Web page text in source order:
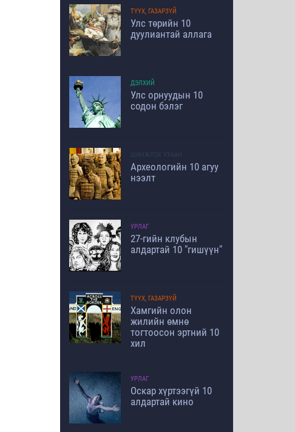
ТҮҮХ, ГАЗАРЗҮЙ
Улс төрийн 10
дуулиантай аллага
ДЭЛХИЙ
Улс орнуудын 10
содон бэлэг
ШИНЖЛЭХ УХААН
Археологийн 10 агуу
нээлт
УРЛАГ
27-гийн клубын
алдартай 10 "гишүүн"
ТҮҮХ, ГАЗАРЗҮЙ
Хамгийн олон
жилийн өмнө
тогтоосон эртний 10
хил
УРЛАГ
Оскар хүртээгүй 10
алдартай кино